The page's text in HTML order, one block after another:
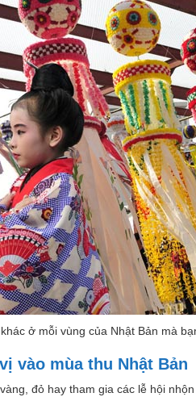
ở mỗi vùng của Nhật Bản mà
vào mùa thu Nhật Bản
đỏ hay tham gia các lễ hội